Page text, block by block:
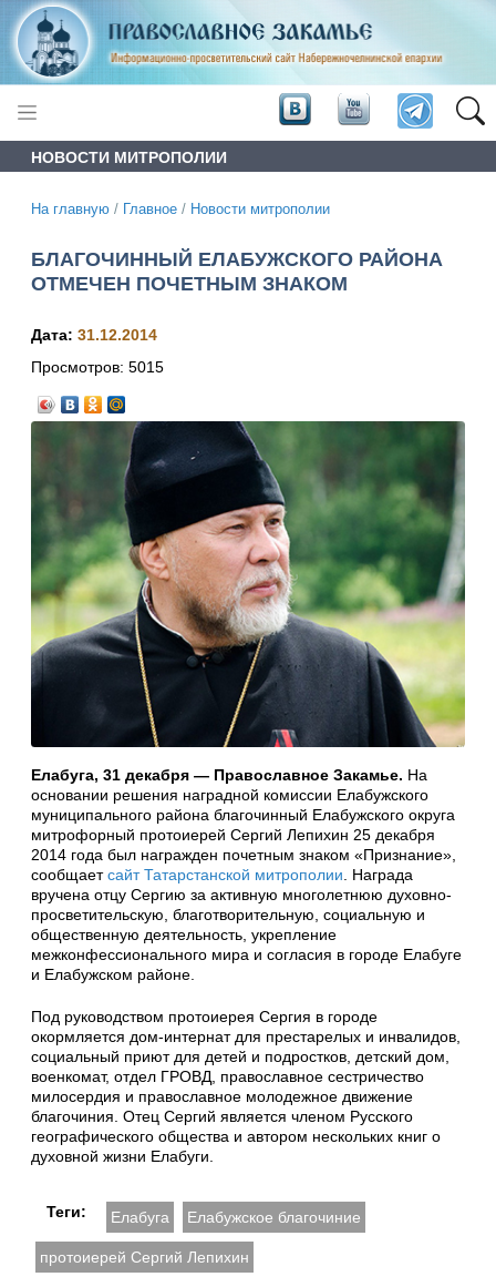
НОВОСТИ МИТРОПОЛИИ
На главную / Главное / Новости митрополии
БЛАГОЧИННЫЙ ЕЛАБУЖСКОГО РАЙОНА
ОТМЕЧЕН ПОЧЕТНЫМ ЗНАКОМ
Дата: 31.12.2014
Просмотров: 5015
Елабуга, 31 декабря — Православное Закамье. На
основании решения наградной комиссии Елабужского
муниципального района благочинный Елабужского округа
митрофорный протоиерей Сергий Лепихин 25 декабря
2014 года был награжден почетным знаком «Признание»,
сообщаетсайт Татарстанской митрополии . Награда
вручена отцу Сергию за активную многолетнюю духовно-
просветительскую, благотворительную, социальную и
общественную деятельность, укрепление
межконфессионального мира и согласия в городе Елабуге
и Елабужском районе.
Под руководством протоиерея Сергия в городе
окормляется дом-интернат для престарелых и инвалидов,
социальный приют для детей и подростков, детский дом,
военкомат, отдел ГРОВД, православное сестричество
милосердия и православное молодежное движение
благочиния. Отец Сергий является членом Русского
географического общества и автором нескольких книг о
духовной жизни Елабуги.
Теги: Елабуга Елабужское благочиние
протоиерей Сергий Лепихин